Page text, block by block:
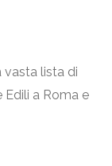
vasta lista di
a Roma e